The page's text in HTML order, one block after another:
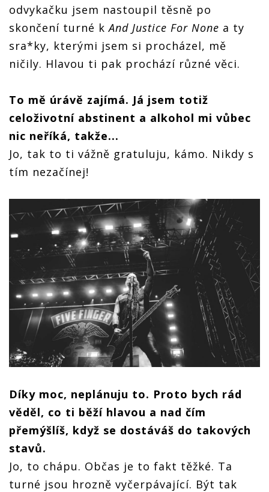
odvykačku jsem nastoupil těsně po
skončení turné kAnd Justice For None a ty
sra*ky, kterými jsem si procházel, mě
ničily. Hlavou ti pak prochází různé věci.
To mě úrávě zajímá. Já jsem totiž
celoživotní abstinent a alkohol mi vůbec
nic neříká, takže...
Jo, tak to ti vážně gratuluju, kámo. Nikdy s
tím nezačínej!
Díky moc, neplánuju to. Proto bych rád
věděl, co ti běží hlavou a nad čím
přemýšlíš, když se dostáváš do takových
stavů.
Jo, to chápu. Občas je to fakt těžké. Ta
turné jsou hrozně vyčerpávající. Být tak